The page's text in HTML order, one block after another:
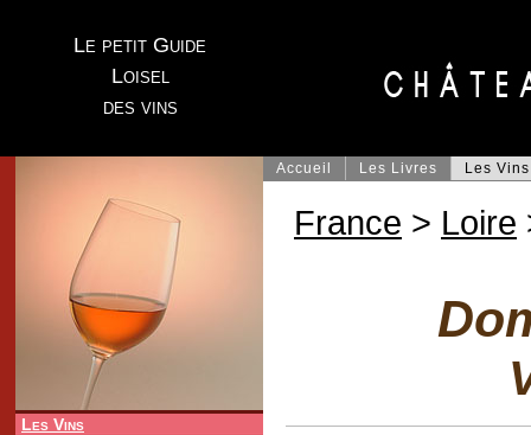
Le petit Guide
Loisel
des vins
Les Vins
Accueil Les Livres Les Vins
France > Loire